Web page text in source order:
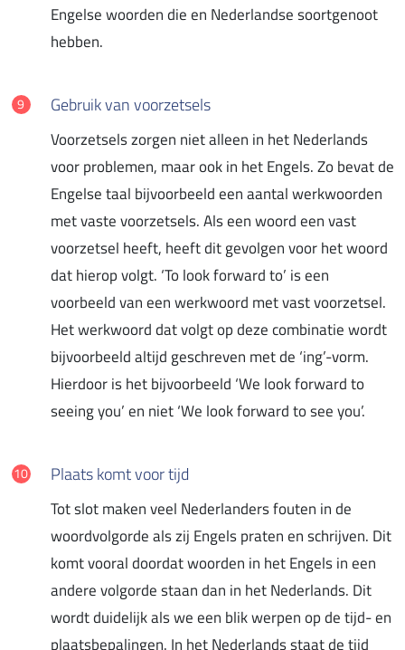
Engelse woorden die en Nederlandse soortgenoot
hebben.
Gebruik van voorzetsels
Voorzetsels zorgen niet alleen in het Nederlands
voor problemen, maar ook in het Engels. Zo bevat de
Engelse taal bijvoorbeeld een aantal werkwoorden
met vaste voorzetsels. Als een woord een vast
voorzetsel heeft, heeft dit gevolgen voor het woord
dat hierop volgt. ‘To look forward to’ is een
voorbeeld van een werkwoord met vast voorzetsel.
Het werkwoord dat volgt op deze combinatie wordt
bijvoorbeeld altijd geschreven met de ‘ing’-vorm.
Hierdoor is het bijvoorbeeld ‘We look forward to
seeing you’ en niet ‘We look forward to see you’.
Plaats komt voor tijd
Tot slot maken veel Nederlanders fouten in de
woordvolgorde als zij Engels praten en schrijven. Dit
komt vooral doordat woorden in het Engels in een
andere volgorde staan dan in het Nederlands. Dit
wordt duidelijk als we een blik werpen op de tijd- en
plaatsbepalingen. In het Nederlands staat de tijd